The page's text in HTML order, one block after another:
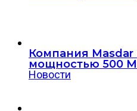
Компания Masdar
мощностью 500
Новости